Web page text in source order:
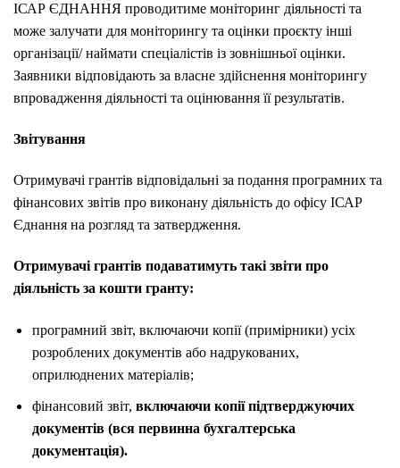
ІСАР ЄДНАННЯ проводитиме моніторинг діяльності та
може залучати для моніторингу та оцінки проєкту інші
організації/ наймати спеціалістів із зовнішньої оцінки.
Заявники відповідають за власне здійснення моніторингу
впровадження діяльності та оцінювання її результатів.
Звітування
Отримувачі грантів відповідальні за подання програмних та
фінансових звітів про виконану діяльність до офісу ІСАР
Єднання на розгляд та затвердження.
Отримувачі грантів подаватимуть такі звіти про
діяльність за кошти гранту:
програмний звіт, включаючи копії (примірники) усіх
розроблених документів або надрукованих,
оприлюднених матеріалів;
фінансовий звіт, включаючи копії підтверджуючих
документів (вся первинна бухгалтерська
документація).